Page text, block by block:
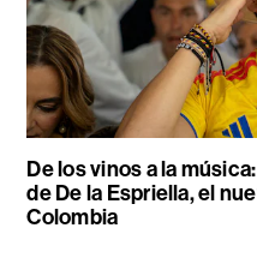
De los vinos a la
de De la Espriella, el
Colombia